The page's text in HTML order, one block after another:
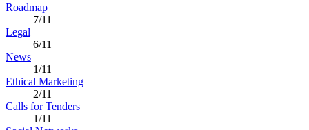
Roadmap
7/11
Legal
6/11
News
1/11
Ethical Marketing
2/11
Calls for Tenders
1/11